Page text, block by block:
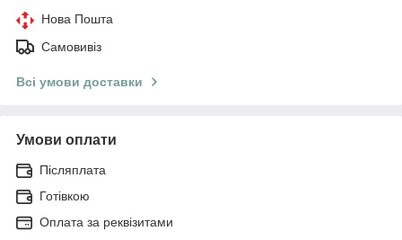
Нова Пошта
Самовивіз
Всі умови доставки
Умови оплати
Післяплата
Готівкою
Оплата за реквізитами